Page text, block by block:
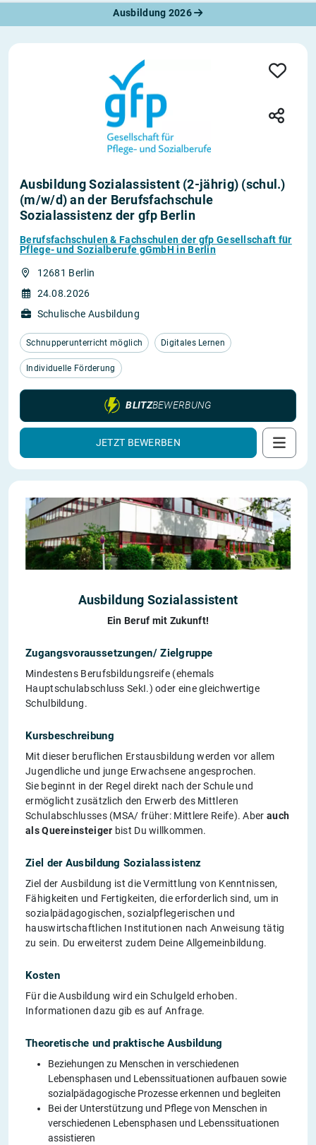
Ausbildung 2026
Ausbildung Sozialassistent (2-jährig) (schul.)
(m/w/d) an der Berufsfachschule
Sozialassistenz der gfp Berlin
Berufsfachschulen & Fachschulen der gfp Gesellschaft für
Pflege- und Sozialberufe gGmbH in Berlin
12681 Berlin
24.08.2026
Schulische Ausbildung
Schnupperunterricht möglich Digitales Lernen
Individuelle Förderung
BLITZBEWERBUNG
JETZT BEWERBEN
Ausbildung Sozialassistent
Ein Beruf mit Zukunft!
Zugangsvoraussetzungen/ Zielgruppe
Mindestens Berufsbildungsreife (ehemals
Hauptschulabschluss SekI.) oder eine gleichwertige
Schulbildung.
Kursbeschreibung
Mit dieser beruflichen Erstausbildung werden vor allem
Jugendliche und junge Erwachsene angesprochen.
Sie beginnt in der Regel direkt nach der Schule und
ermöglicht zusätzlich den Erwerb des Mittleren
Schulabschlusses (MSA/ früher: Mittlere Reife). Aber auch
als Quereinsteiger bist Du willkommen.
Ziel der Ausbildung Sozialassistenz
Ziel der Ausbildung ist die Vermittlung von Kenntnissen,
Fähigkeiten und Fertigkeiten, die erforderlich sind, um in
sozialpädagogischen, sozialpflegerischen und
hauswirtschaftlichen Institutionen nach Anweisung tätig
zu sein. Du erweiterst zudem Deine Allgemeinbildung.
Kosten
Für die Ausbildung wird ein Schulgeld erhoben.
Informationen dazu gib es auf Anfrage.
Theoretische und praktische Ausbildung
Beziehungen zu Menschen in verschiedenen
Lebensphasen und Lebenssituationen aufbauen sowie
sozialpädagogische Prozesse erkennen und begleiten
Bei der Unterstützung und Pflege von Menschen in
verschiedenen Lebensphasen und Lebenssituationen
assistieren